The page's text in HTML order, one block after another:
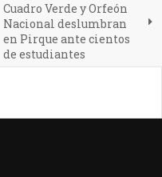
Cuadro Verde y Orfeón
Nacional deslumbran
en Pirque ante cientos
de estudiantes